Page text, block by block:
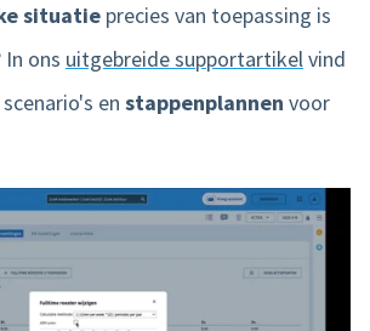
situatie precies van toepassing is
In ons uitgebreide supportartikelvind
en stappenplannen voor